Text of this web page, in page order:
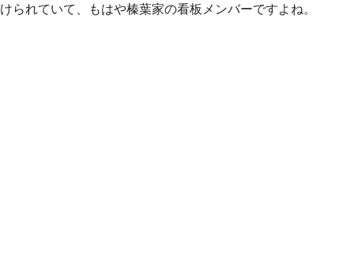
けられていて、もはや榛葉家の看板メンバーですよね。